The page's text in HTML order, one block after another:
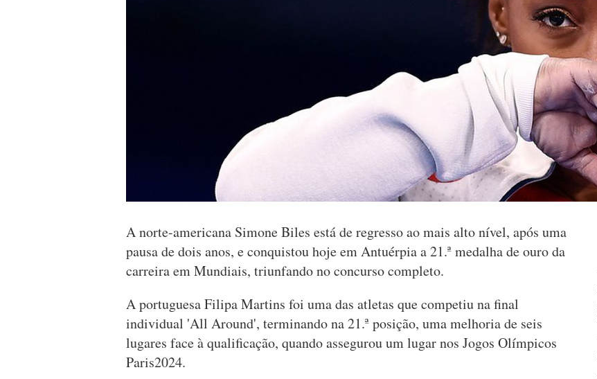
A norte-americana Simone Biles está de regresso ao mais alto nível, após uma
pausa de dois anos, e conquistou hoje em Antuérpia a 21.ª medalha de ouro da
carreira em Mundiais, triunfando no concurso completo.
A portuguesa Filipa Martins foi uma das atletas que competiu na final
individual 'All Around', terminando na 21.ª posição, uma melhoria de seis
lugares face à qualificação, quando assegurou um lugar nos Jogos Olímpicos
Paris2024.